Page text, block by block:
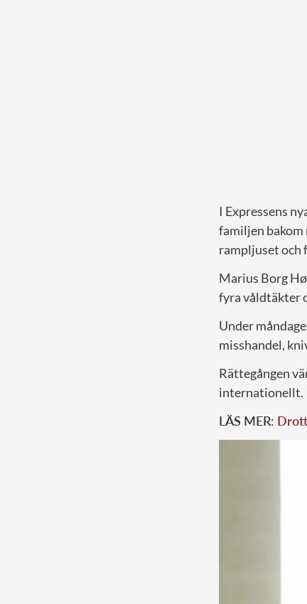
I Expressens
familjen bakom
rampljuset och
Marius Borg
fyra våldtäkter
Under
misshandel,
Rättegången
internationellt.
LÄS MER: